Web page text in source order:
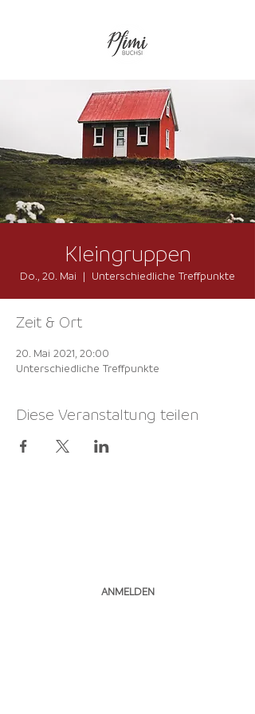
Kleingruppen
Do., 20. Mai
  |
Unterschiedliche Treffpunkte
Zeit & Ort
20. Mai 2021, 20:00
Unterschiedliche Treffpunkte
Diese Veranstaltung teilen
ANMELDEN